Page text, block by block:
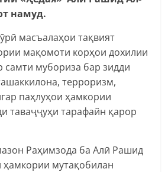
намуд.
масъалаҳои тақвият
мақомоти корҳои дохилии
самти мубориза бар зидди
терроризм,
паҳлуҳои ҳамкории
таваҷҷуҳи тарафайн қарор
Раҳимзода ба Алӣ Рашид
мутақобилан